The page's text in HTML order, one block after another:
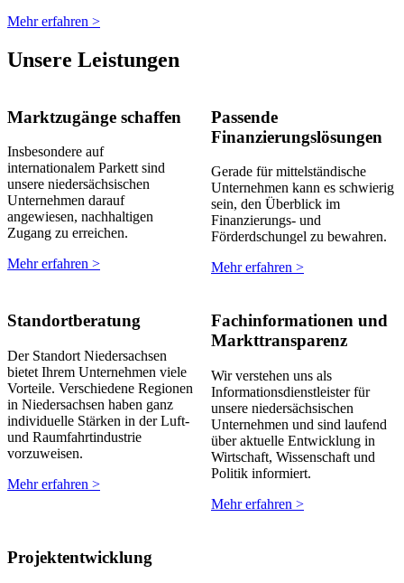
Mehr erfahren >
Unsere Leistungen
Marktzugänge schaffen
Insbesondere auf
internationalem Parkett sind
unsere niedersächsischen
Unternehmen darauf
angewiesen, nachhaltigen
Zugang zu erreichen.
Mehr erfahren >
Passende
Finanzierungslösungen
Gerade für mittelständische
Unternehmen kann es schwierig
sein, den Überblick im
Finanzierungs- und
Förderdschungel zu bewahren.
Mehr erfahren >
Standortberatung
Der Standort Niedersachsen
bietet Ihrem Unternehmen viele
Vorteile. Verschiedene Regionen
in Niedersachsen haben ganz
individuelle Stärken in der Luft-
und Raumfahrtindustrie
vorzuweisen.
Mehr erfahren >
Fachinformationen und
Markttransparenz
Wir verstehen uns als
Informationsdienstleister für
unsere niedersächsischen
Unternehmen und sind laufend
über aktuelle Entwicklung in
Wirtschaft, Wissenschaft und
Politik informiert.
Mehr erfahren >
Projektentwicklung